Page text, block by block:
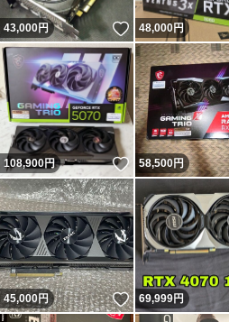
43,000円 いいね！
48,000円
108,900円 いいね！
58,500円
45,000円 いいね！
69,999円